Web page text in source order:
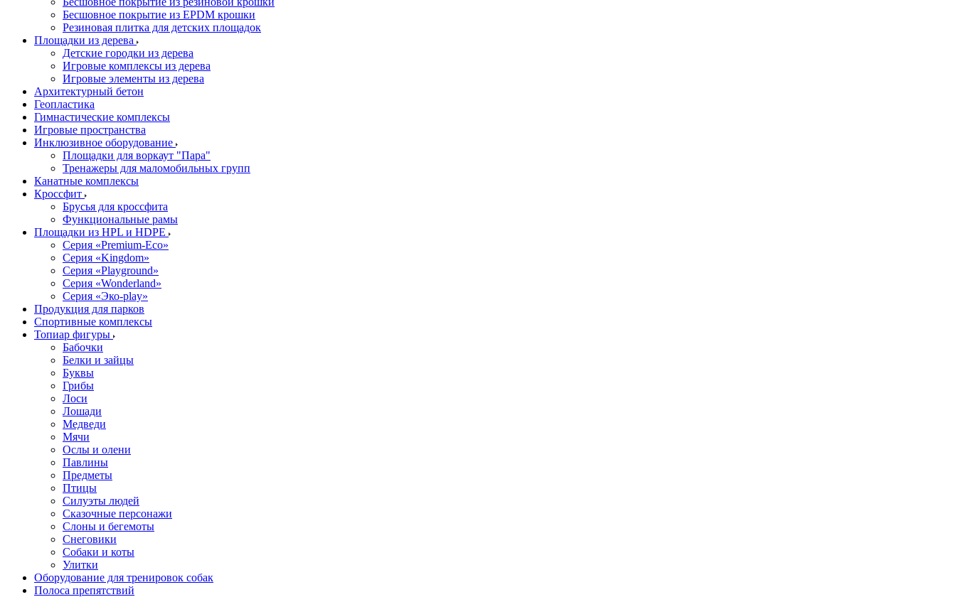
Бесшовное покрытие из EPDM крошки
Резиновая плитка для детских площадок
Площадки из дерева
Детские городки из дерева
Игровые комплексы из дерева
Игровые элементы из дерева
Архитектурный бетон
Геопластика
Гимнастические комплексы
Игровые пространства
Инклюзивное оборудование
Площадки для воркаут "Пара"
Тренажеры для маломобильных групп
Канатные комплексы
Кроссфит
Брусья для кроссфита
Функциональные рамы
Площадки из HPL и HDPE
Серия «Premium-Eco»
Серия «Kingdom»
Серия «Playground»
Серия «Wonderland»
Серия «Эко-play»
Продукция для парков
Спортивные комплексы
Топиар фигуры
Бабочки
Белки и зайцы
Буквы
Грибы
Лоси
Лошади
Медведи
Мячи
Ослы и олени
Павлины
Предметы
Птицы
Силуэты людей
Сказочные персонажи
Слоны и бегемоты
Снеговики
Собаки и коты
Улитки
Оборудование для тренировок собак
Полоса препятствий